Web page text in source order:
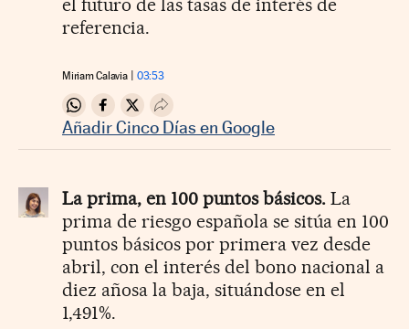
el futuro de las tasas de interés de
referencia.
Miriam Calavia 03:53
Compartir en Whatsapp
Compartir en Facebook
Compartir en Twitter
Desplegar Redes Sociales
Añadir Cinco Días en Google
La prima, en 100 puntos básicos. La
prima de riesgo española se sitúa en 100
puntos básicos por primera vez desde
abril, con el interés del bono nacional a
diez añosa la baja, situándose en el
1,491%.